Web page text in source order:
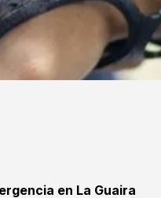
en La Guaira